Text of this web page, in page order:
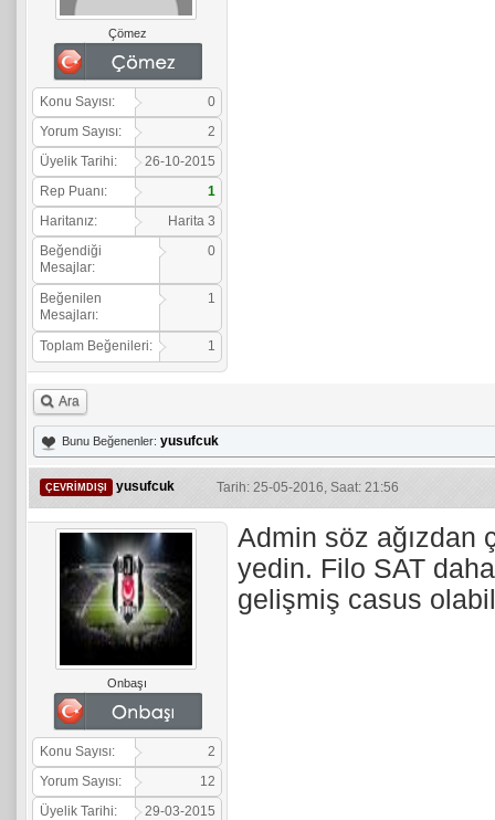
Çömez
Konu Sayısı:
0
Yorum Sayısı:
2
Üyelik Tarihi:
26-10-2015
Rep Puanı:
1
Haritanız:
Harita 3
Beğendiği
Mesajlar:
0
Beğenilen
Mesajları:
1
Toplam Beğenileri: 1
Ara
Bunu Beğenenler: yusufcuk
ÇEVRIMDIŞI yusufcuk Tarih: 25-05-2016, Saat: 21:56
Onbaşı
Konu Sayısı:
2
Yorum Sayısı:
12
Üyelik Tarihi:
29-03-2015
Admin söz ağızdan
yedin. Filo SAT
gelişmiş casus